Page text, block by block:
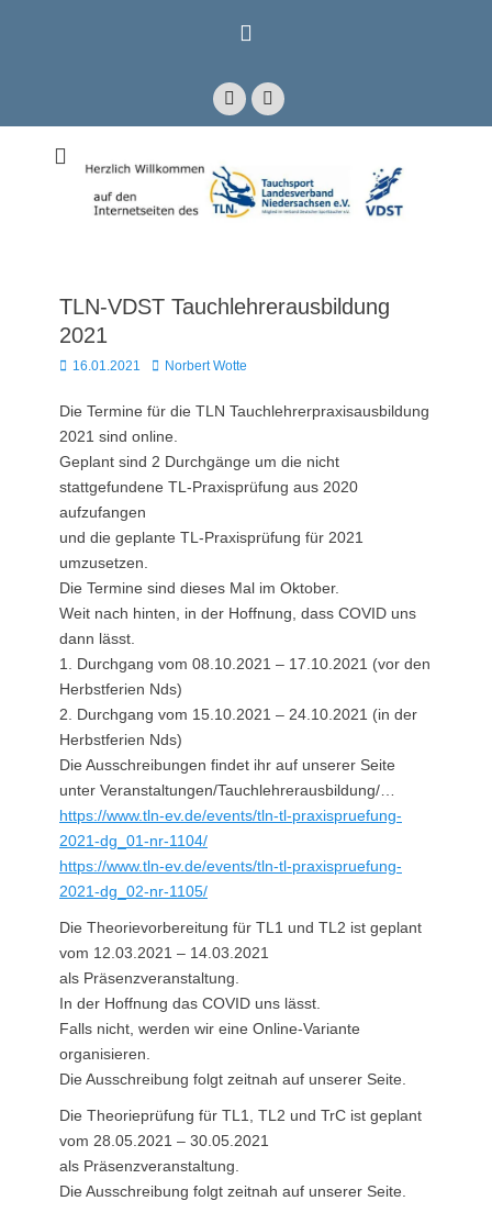
FacebookE-
Mail
Tauchsport
Landesverband
TLN-VDST Tauchlehrerausbildung
2021
Posted
16.01.2021 AutorNorbert Wotte
Die Termine für die TLN Tauchlehrerpraxisausbildung
2021 sind online.
Geplant sind 2 Durchgänge um die nicht
stattgefundene TL-Praxisprüfung aus 2020
aufzufangen
und die geplante TL-Praxisprüfung für 2021
umzusetzen.
Die Termine sind dieses Mal im Oktober.
Weit nach hinten, in der Hoffnung, dass COVID uns
dann lässt.
1. Durchgang vom 08.10.2021 – 17.10.2021 (vor den
Herbstferien Nds)
2. Durchgang vom 15.10.2021 – 24.10.2021 (in der
Herbstferien Nds)
Die Ausschreibungen findet ihr auf unserer Seite
unter Veranstaltungen/Tauchlehrerausbildung/…
https://www.tln-ev.de/events/tln-tl-praxispruefung-
2021-dg_01-nr-1104/
https://www.tln-ev.de/events/tln-tl-praxispruefung-
2021-dg_02-nr-1105/
Die Theorievorbereitung für TL1 und TL2 ist geplant
vom 12.03.2021 – 14.03.2021
als Präsenzveranstaltung.
In der Hoffnung das COVID uns lässt.
Falls nicht, werden wir eine Online-Variante
organisieren.
Die Ausschreibung folgt zeitnah auf unserer Seite.
Die Theorieprüfung für TL1, TL2 und TrC ist geplant
vom 28.05.2021 – 30.05.2021
als Präsenzveranstaltung.
Die Ausschreibung folgt zeitnah auf unserer Seite.